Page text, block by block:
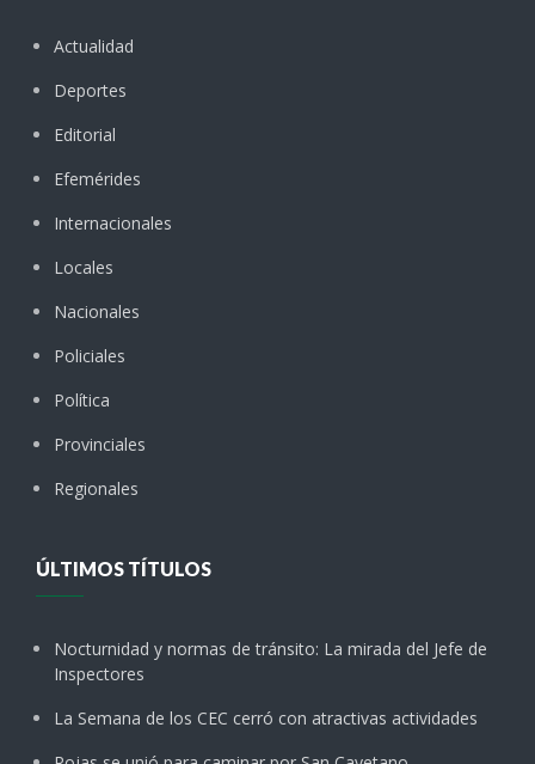
Actualidad
Deportes
Editorial
Efemérides
Internacionales
Locales
Nacionales
Policiales
Política
Provinciales
Regionales
ÚLTIMOS TÍTULOS
Nocturnidad y normas de tránsito: La mirada del Jefe de
Inspectores
La Semana de los CEC cerró con atractivas actividades